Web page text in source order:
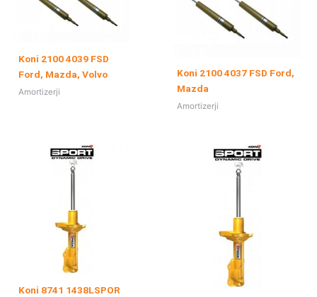
Koni 2100 4039 FSD
Ford, Mazda, Volvo
Amortizerji
Koni 2100 4037 FSD Ford,
Mazda
Amortizerji
Koni 8741 1438LSPOR